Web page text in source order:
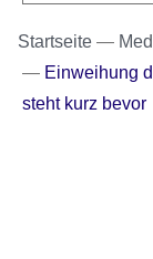
Startseite
Einweihung
steht kurz bevor